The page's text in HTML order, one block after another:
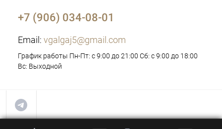
+7 (906) 034-08-01
Email: vgalgaj5@gmail.com
График работы Пн-Пт: с 9:00 до 21:00 Сб: с 9:00 до 18:00
Вс: Выходной